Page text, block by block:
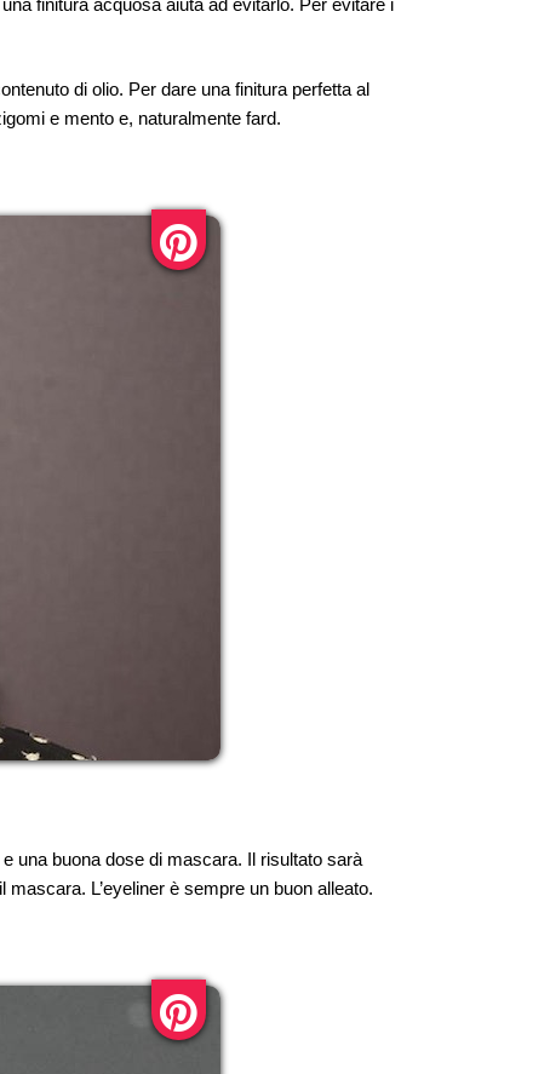
finitura acquosa aiuta ad evitarlo. Per evitare i
di olio. Per dare una finitura perfetta al
e mento e, naturalmente fard.
una buona dose di mascara. Il risultato sarà
mascara. L’eyeliner è sempre un buon alleato.